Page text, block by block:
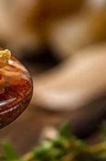
često efikasnija i od
ovakvim prirodnim
i okolišu, biraju
bez zagušljivih
blagodatima za zdravlje
kumin ima i značajna